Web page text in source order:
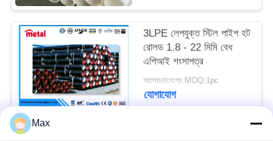
3LPE লেপযুক্ত স্টিল পাইপ হট
রোলড 1.8 - 22 মিমি বেধ
এপিআই শংসাপত্র
আলোচনাযোগ্য MOQ:1pc
যোগাযোগ
Max